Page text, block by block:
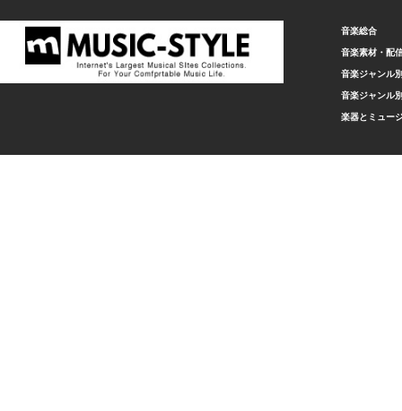
音楽総合
音楽素材・配
音楽ジャンル
音楽ジャンル
楽器とミュー